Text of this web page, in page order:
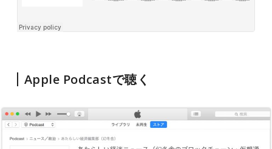
Apple Podcastで聴く